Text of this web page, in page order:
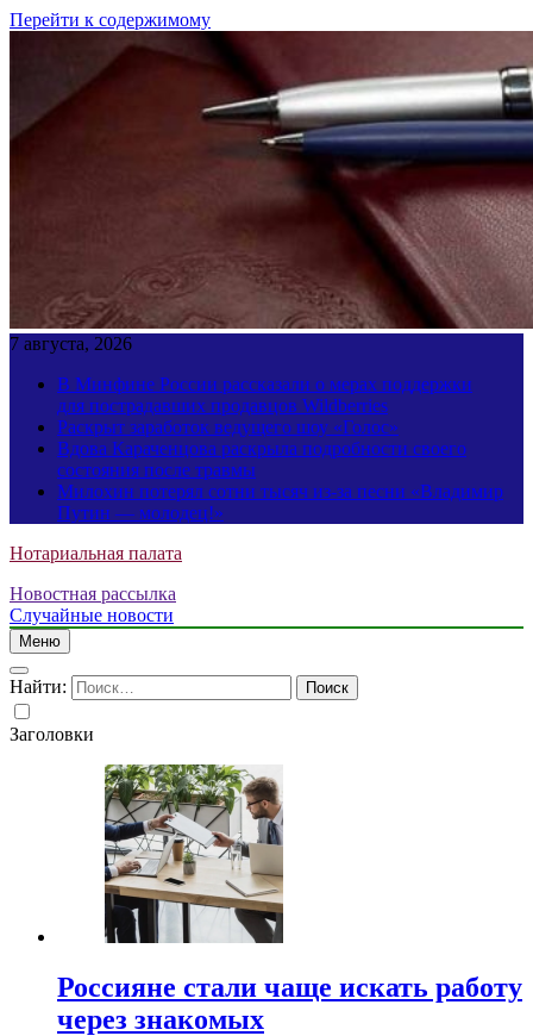
Перейти к содержимому
7 августа, 2026
В Минфине России рассказали о мерах поддержки
для пострадавших продавцов Wildberries
Раскрыт заработок ведущего шоу «Голос»
Вдова Караченцова раскрыла подробности своего
состояния после травмы
Милохин потерял сотни тысяч из-за песни «Владимир
Путин — молодец!»
Нотариальная палата
Новостная рассылка
Случайные новости
Меню
Найти:
Заголовки
Россияне стали чаще искать работу
через знакомых